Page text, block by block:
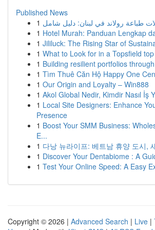
Published News
1 طباعة رولاند في لبنان: دليل شامل
1 Hotel Murah: Panduan Lengkap
1 Jililuck: The Rising Star of
1 What to Look for in a Topsfield
1 Building resilient portfolios
1 Tìm Thuê Căn Hộ Happy One
1 Our Origin and Loyalty – Win888
1 Akol Global Nedir, Kimdir Nasıl İş
1 Local Site Designers: Enhance
Presence
1 Boost Your SMM Business:
E...
1 다낭 뉴라이프: 베트남 휴양 도시,
1 Discover Your Dentabiome : A
1 Test Your Online Speed: A Easy
Copyright © 2026 | Advanced Search | Live |